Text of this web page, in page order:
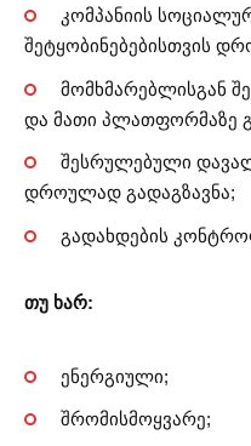
კომპანიის
შეტყობინებებისთვის
მომხმარებლისგან
და მათი პლათფორმაზე
შესრულებული
დროულად გადაგზავნა;
გადახდების
თუ ხარ:
ენერგიული;
შრომისმოყვარე;